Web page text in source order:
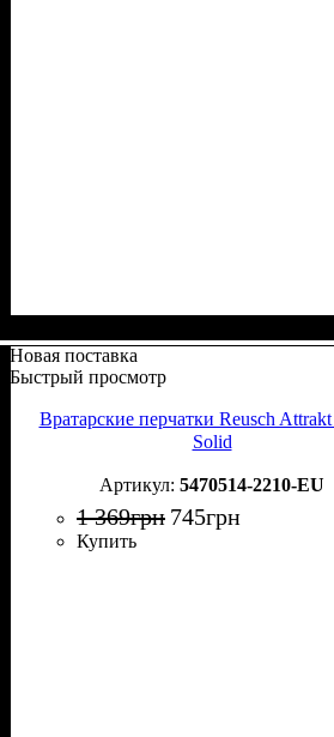
Новая поставка
Быстрый просмотр
Вратарские перчатки Reusch Attrakt
Solid
5470514-2210-EU
1 369грн 745грн
Купить